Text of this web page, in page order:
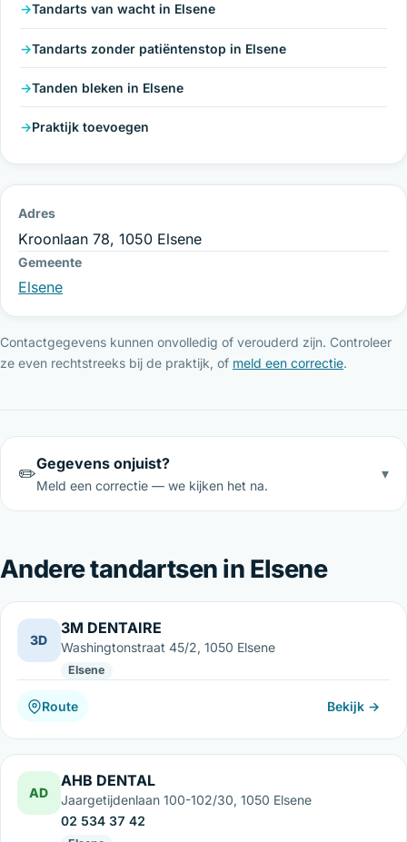
Tandarts van wacht in Elsene
Tandarts zonder patiëntenstop in Elsene
Tanden bleken in Elsene
Praktijk toevoegen
Adres
Kroonlaan 78, 1050 Elsene
Gemeente
Elsene
Contactgegevens kunnen onvolledig of verouderd zijn. Controleer
ze even rechtstreeks bij de praktijk, of meld een correctie.
✏️Gegevens onjuist?
Meld een correctie — we kijken het na.
▾
Andere tandartsen in Elsene
3D
3M DENTAIRE
Washingtonstraat 45/2, 1050 Elsene
Elsene
Route Bekijk →
AD
AHB DENTAL
Jaargetijdenlaan 100-102/30, 1050 Elsene
02 534 37 42